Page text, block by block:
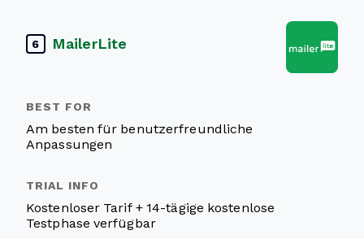
6 MailerLite
Am besten für benutzerfreundliche
Anpassungen
Kostenloser Tarif + 14-tägige kostenlose
Testphase verfügbar